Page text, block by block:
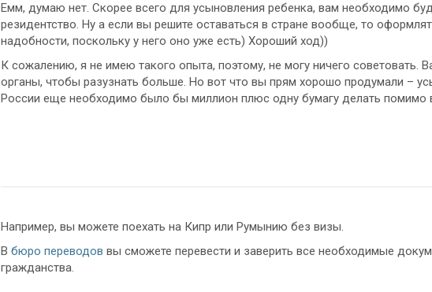
Емм, думаю нет. Скорее всего для усыновления ребенка, вам необходимо
резидентство. Ну а если вы решите оставаться в стране вообще, то
надобности, поскольку у него оно уже есть) Хороший ход))
К сожалению, я не имею такого опыта, поэтому, не могу ничего советовать.
органы, чтобы разузнать больше. Но вот что вы прям хорошо продумали –
России еще необходимо было бы миллион плюс одну бумагу делать помимо
Например, вы можете поехать на Кипр или Румынию без визы.
В бюро переводов вы сможете перевести и заверить все необходимые
гражданства.